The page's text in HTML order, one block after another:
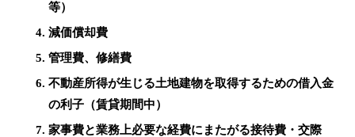
等）
減価償却費
管理費、修繕費
不動産所得が生じる土地建物を取得するための借入金
の利子（賃貸期間中）
家事費と業務上必要な経費にまたがる接待費・交際